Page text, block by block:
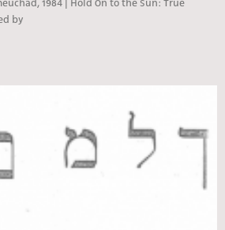
1984 | Hold On to the Sun: True
by